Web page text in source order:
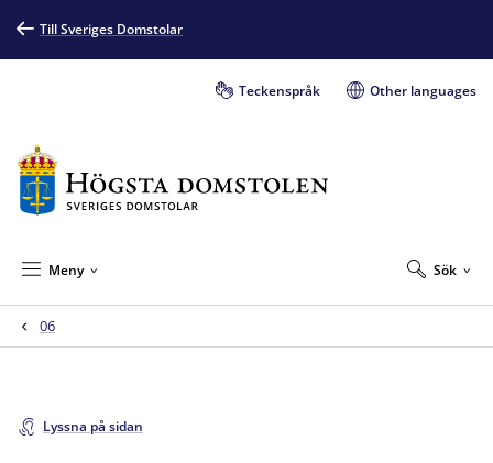
Till Sveriges Domstolar
Teckenspråk Other languages
Sök
Meny
06
Lyssna på sidan